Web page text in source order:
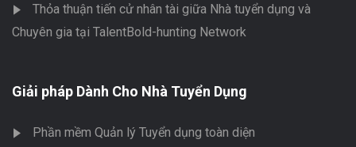
Thỏa thuận tiến cử nhân tài giữa Nhà tuyển dụng và
Chuyên gia tại TalentBold-hunting Network
Giải pháp Dành Cho Nhà Tuyển Dụng
Phần mềm Quản lý Tuyển dụng toàn diện